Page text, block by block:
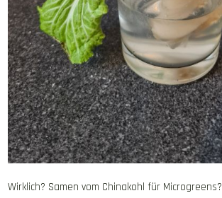
Wirklich? Samen vom Chinakohl für